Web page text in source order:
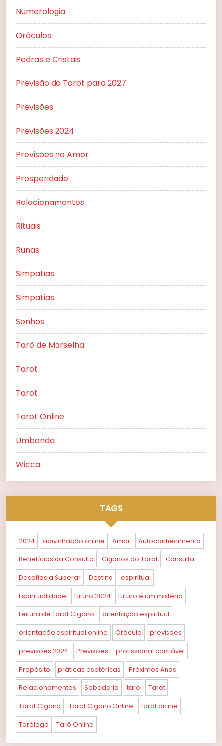
Numerologia
Oráculos
Pedras e Cristais
Previsão do Tarot para 2027
Previsões
Previsões 2024
Previsões no Amor
Prosperidade
Relacionamentos
Rituais
Runas
Simpatias
Simpatias
Sonhos
Tarô de Marselha
Tarot
Tarot
Tarot Online
Umbanda
Wicca
TAGS
2024 adivinhação online Amor Autoconhecimento
Benefícios da Consulta Ciganos do Tarot Consulta
Desafios a Superar Destino espiritual
Espiritualidade futuro 2024 futuro é um mistério
Leitura de Tarot Cigano orientação espiritual
orientação espiritual online Oráculo previsoes
previsoes 2024 Previsões profissional confiável
Propósito práticas esotéricas Próximos Anos
Relacionamentos Sabedoria taro Tarot
Tarot Cigano Tarot Cigano Online tarot online
Tarólogo Tarô Online